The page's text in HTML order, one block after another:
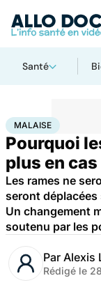
Santé
AccueilSanté
MALAISE
Pourquoi
plus en
Les rames ne
seront
Un changement
soutenu par les
Par Alexis
Rédigé le